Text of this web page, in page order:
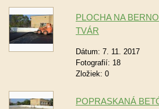
PLOCHA NA
TVÁR
Dátum: 7. 11. 2017
Fotografií: 18
Zložiek: 0
POPRASKANÁ